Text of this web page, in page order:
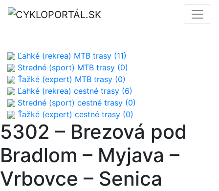
Ľahké (rekrea) MTB trasy (11)
Stredné (sport) MTB trasy (0)
Ťažké (expert) MTB trasy (0)
Ľahké (rekrea) cestné trasy (6)
Stredné (sport) cestné trasy (0)
Ťažké (expert) cestné trasy (0)
5302 – Brezová pod
Bradlom – Myjava –
Vrbovce – Senica